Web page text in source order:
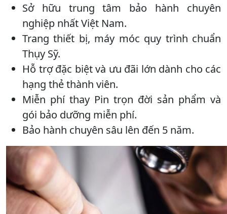
Sở hữu trung tâm bảo hành chuyên
nghiệp nhất Việt Nam.
Trang thiết bị, máy móc quy trình chuẩn
Thụy Sỹ.
Hỗ trợ đặc biệt và ưu đãi lớn dành cho các
hạng thẻ thành viên.
Miễn phí thay Pin trọn đời sản phẩm và
gói bảo dưỡng miễn phí.
Bảo hành chuyên sâu lên đến 5 năm.